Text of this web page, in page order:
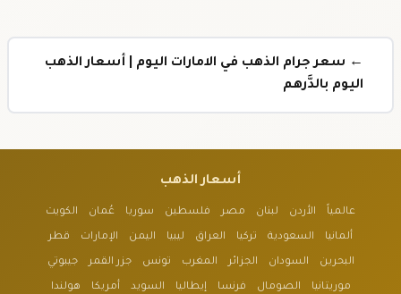
← سعر جرام الذهب في الامارات اليوم | أسعار الذهب
اليوم بالدَّرهم
أسعار الذهب
عالمياً الأردن لبنان مصر فلسطين سوريا عُمان الكويت
ألمانيا السعودية تركيا العراق ليبيا اليمن الإمارات قطر
البحرين السودان الجزائر المغرب تونس جزر القمر جيبوتي
موريتانيا الصومال فرنسا إيطاليا السويد أمريكا هولندا